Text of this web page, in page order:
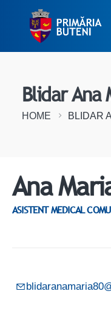
Blidar Ana
HOME BLIDAR
Ana
ASISTENT MEDICAL